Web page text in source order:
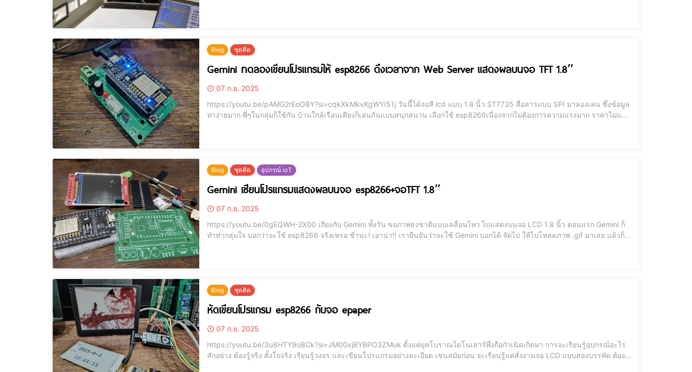
Blog ชุดคิด
Gemini ทดลองเขียนโปรแกรมให้ esp8266 ดึงเวลาจาก Web Server แสดงผลบนจอ TFT 1.8″
07 ก.ย. 2025
https://youtu.be/pAMG2rEoO8Y?si=cqkXkMkvKgWYI51j วันนี้ได้จอสี lcd แบบ 1.8 นิ้ว ST7735 สื่อสารแบบ SPI มาลองเล่น ซึ่งข้อมูล
หาง่ายมาก พี่ๆในกลุ่มก็ใช้กัน บ้านใกล้เรือนเคียงก็เล่นกันแบบสนุกสนาน เลือกใช้ esp8266เนื่องจากไม่ต้องการความแรงมาก ราคาไม่แพง
Blog ชุดคิด อุปกรณ์ ioT
Gemini เชียนโปรแกรมแสดงผลบนจอ esp8266+จอTFT 1.8″
07 ก.ย. 2025
https://youtu.be/0gEQWH-2X00 เถียงกับ Gemini ทั้งวัน ขอภาพธงชาติแบบเคลื่อนไหว ไปแสดงบนจอ LCD 1.8 นิ้ว ตอนแรก Gemini ก็
ทำท่ากลุ่มใจ บอกว่าจะใช้ esp8266 จริงเหรอ ช้านะ! เอาน่า!! เรายืนยันว่าจะใช้ Gemini บอกได้ จัดไป ให้ไปโหลดภาพ .gif มาเลย แล้วก็
Blog ชุดคิด
หัดเขียนโปรแกรม esp8266 กับจอ epaper
07 ก.ย. 2025
https://youtu.be/3u8HTY9o8Ck?si=JM00xjBYBPO3ZMuk ตั้งแต่ยุคโบราณไดโนเสาร์พึ่งถือกำเนิดเกิดมา การจะเรียนรู้อุปกรณ์อะไร
สักอย่าง ต้องรู้จริง ตั้งใจจริง เรียนรู้วงจร และเขียนโปรแกรมอย่างละเอียด เช่นสมัยก่อน จะเรียนรู้แค่สั่งงานจอ LCD แบบสองบรรทัด ต้อง